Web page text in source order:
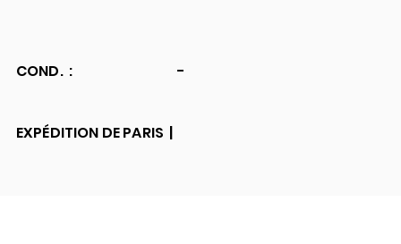
COND. : -
EXPÉDITION DE PARIS |